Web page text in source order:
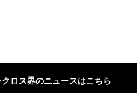
クロス界のニュースはこちら